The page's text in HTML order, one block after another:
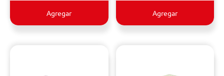
Agregar Agregar